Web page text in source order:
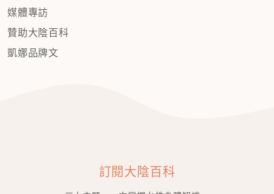
媒體專訪
贊助大陰百科
凱娜品牌文
訂閱大陰百科